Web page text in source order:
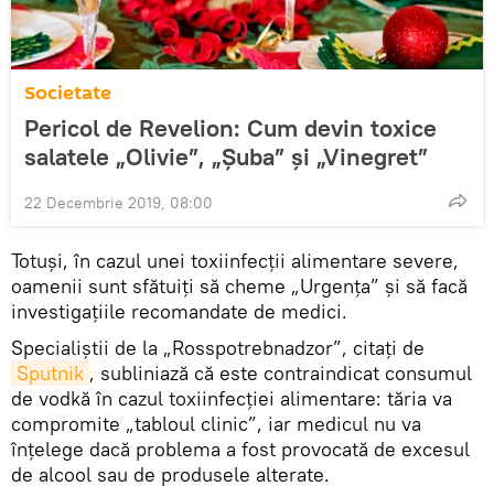
Societate
Pericol de Revelion: Cum devin toxice
salatele „Olivie”, „Șuba” și „Vinegret”
22 Decembrie 2019, 08:00
Totuși, în cazul unei toxiinfecții alimentare severe,
oamenii sunt sfătuiți să cheme „Urgența” și să facă
investigațiile recomandate de medici.
Specialiștii de la „Rosspotrebnadzor”, citați de
Sputnik , subliniază că este contraindicat consumul
de vodkă în cazul toxiinfecției alimentare: tăria va
compromite „tabloul clinic”, iar medicul nu va
înțelege dacă problema a fost provocată de excesul
de alcool sau de produsele alterate.